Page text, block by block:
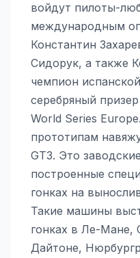
войдут пилоты-
международным
Константин
Сидорук, а также
чемпион
серебряный
World Series
прототипам
GT3. Это
построенные
гонках на
Такие машины
гонках в Ле-
Дайтоне,